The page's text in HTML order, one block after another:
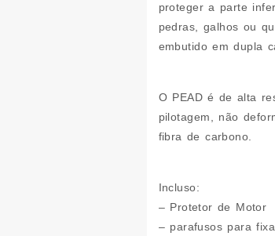
proteger a parte
pedras, galhos ou
embutido em dupla
O PEAD é de alta
pilotagem, não
fibra de carbono.
Incluso:
– Protetor de Motor
– parafusos para